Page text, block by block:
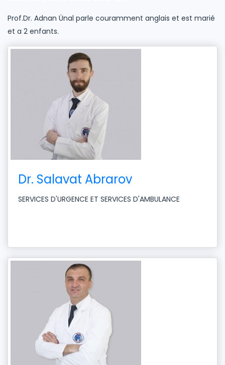
Prof.Dr. Adnan Ünal parle couramment anglais et est marié
et a 2 enfants.
Dr. Salavat Abrarov
SERVICES D'URGENCE ET SERVICES D'AMBULANCE